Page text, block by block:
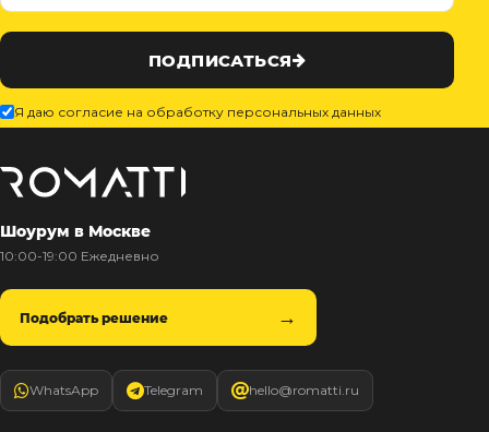
ПОДПИСАТЬСЯ
Я даю согласие на обработку персональных данных
Шоурум в Москве
10:00-19:00 Ежедневно
Подобрать решение
WhatsApp Telegram hello@romatti.ru